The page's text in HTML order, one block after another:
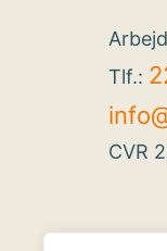
Tlf.:
CVR